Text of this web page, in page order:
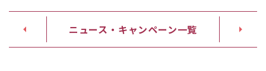
ニュース・キャンペーン一覧